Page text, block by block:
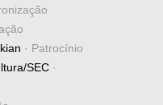
· Patrocínio
SEC ·